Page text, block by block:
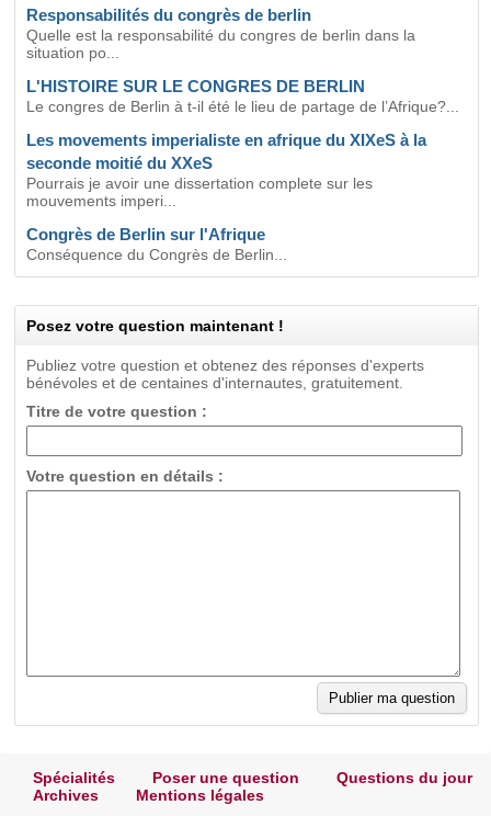
Responsabilités du congrès de berlin
Quelle est la responsabilité du congres de berlin dans la
situation po...
L'HISTOIRE SUR LE CONGRES DE BERLIN
Le congres de Berlin à t-il été le lieu de partage de l’Afrique?...
Les movements imperialiste en afrique du XIXeS à la
seconde moitié du XXeS
Pourrais je avoir une dissertation complete sur les
mouvements imperi...
Congrès de Berlin sur l'Afrique
Conséquence du Congrès de Berlin...
Posez votre question maintenant !
Publiez votre question et obtenez des réponses d'experts
bénévoles et de centaines d'internautes, gratuitement.
Titre de votre question :
Votre question en détails :
Spécialités Poser une question
Questions du jour
Archives
Mentions légales